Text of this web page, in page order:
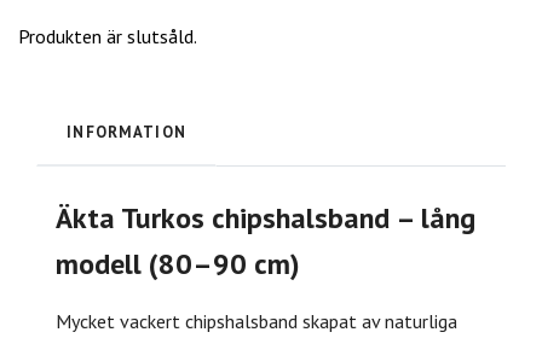
Produkten är slutsåld.
INFORMATION
Äkta Turkos chipshalsband – lång
modell (80–90 cm)
Mycket vackert chipshalsband skapat av naturliga